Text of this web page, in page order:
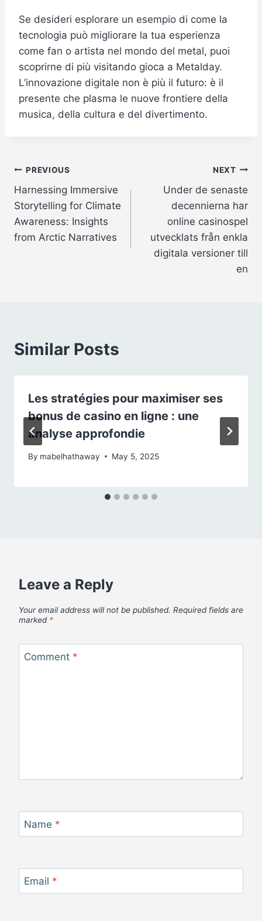
Se desideri esplorare un esempio di come la
tecnologia può migliorare la tua esperienza
come fan o artista nel mondo del metal, puoi
scoprirne di più visitando gioca a Metalday.
L’innovazione digitale non è più il futuro: è il
presente che plasma le nuove frontiere della
musica, della cultura e del divertimento.
Post
navigation
PREVIOUS
Harnessing Immersive
Storytelling for Climate
Awareness: Insights
from Arctic Narratives
NEXT
Under de senaste
decennierna har
online casinospel
utvecklats från enkla
digitala versioner till
en
Similar Posts
Les stratégies pour maximiser ses
bonus de casino en ligne : une
analyse approfondie
By mabelhathaway May 5, 2025
Leave a Reply
Your email address will not be published. Required fields are
marked *
Comment *
Name *
Email *